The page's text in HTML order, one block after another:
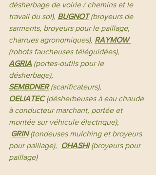
désherbage de voirie / chemins et le
travail du sol), BUGNOT (broyeurs de
sarments, broyeurs pour le paillage,
charrues agronomiques), RAYMOW
(robots faucheuses téléguidées),
AGRIA (portes-outils pour le
désherbage),
SEMBDNER (scarificateurs),
OELIATEC (désherbeuses à eau chaude
à conducteur marchant, portée et
montée sur véhicule électrique),
GRIN (tondeuses mulching et broyeurs
pour paillage),
OHASHI (broyeurs pour
paillage)